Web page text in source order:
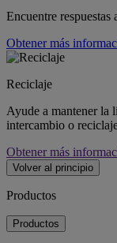
Encuentre
Obtener más
Reciclaje
Ayude a mantener la
intercambio o
Obtener más
Volver al principio
Productos
Productos